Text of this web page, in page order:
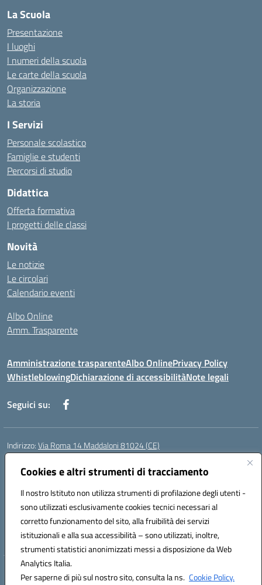
Cookies e altri strumenti di tracciamento
Il nostro Istituto non utilizza strumenti di profilazione degli utenti -
sono utilizzati esclusivamente cookies tecnici necessari al
corretto funzionamento del sito, alla fruibilità dei servizi
istituzionali e alla sua accessibilità – sono utilizzati, inoltre,
strumenti statistici anonimizzati messi a disposizione da Web
Analytics Italia.
Per saperne di più sul nostro sito, consulta la ns. Cookie Policy.
La Scuola
Presentazione
I luoghi
I numeri della scuola
Le carte della scuola
Organizzazione
La storia
I Servizi
Personale scolastico
Famiglie e studenti
Percorsi di studio
Didattica
Offerta formativa
I progetti delle classi
Novità
Le notizie
Le circolari
Calendario eventi
Albo Online
Amm. Trasparente
Amministrazione trasparenteAlbo OnlinePrivacy Policy
WhistleblowingDichiarazione di accessibilitàNote legali
Seguici su:
Indirizzo:Via Roma 14 Maddaloni 81024 (CE)
Centralino:
Posta elettronica certificata (PEC):ceic8an00r@pec.istruzione.it
Codice fiscale: 80006190617
Codice meccanografico:CEIC8AN00R
Codice Indice delle Pubbliche Amministrazioni (IPA): icmvce
Codice unico di fatturazione (CUF): UFORSV
Hosting & Powered by 3D Solution S.r.l.